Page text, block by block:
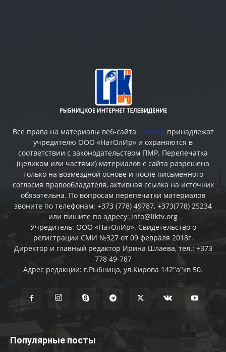
Все права на материалы веб-сайта liktv.org принадлежат
учредителю ООО «НатОлИр» и охраняются в
соответствии с законодательством ПМР. Перепечатка
(целиком или частями) материалов c сайта разрешена
только на возмездной основе и после письменного
согласия правообладателя, активная ссылка на источник
обязательна. По вопросам перепечатки материалов
звоните по телефонам: +373 (778) 49787, +373(778) 25234
или пишите по адресу: info@liktv.org
Учредитель: ООО «НатОлИр». Свидетельство о
регистрации СМИ №327 от 09 февраля 2018г.
Директор и главный редактор Ирина Шлаева, тел.: +373
778 49-787
Адрес редакции: г.Рыбница, ул.Кирова 142"а"кв 50.
Популярные посты